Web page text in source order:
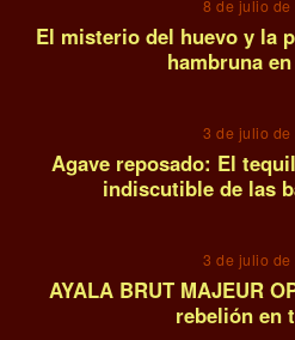
8 de julio de
El misterio del huevo y la
hambruna
3 de julio de
Agave reposado: El
indiscutible de las
3 de julio de
AYALA BRUT MAJEUR
rebelión en